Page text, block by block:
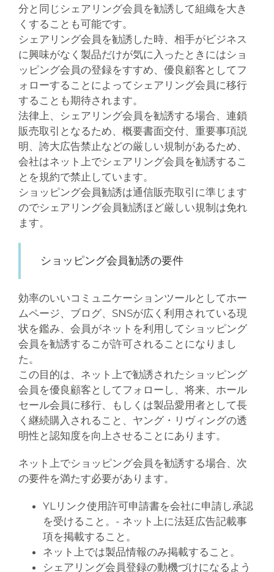
分と同じシェアリング会員を勧誘して組織を大き
くすることも可能です。
シェアリング会員を勧誘した時、相手がビジネス
に興味がなく製品だけが気に入ったときにはショ
ッピング会員の登録をすすめ、優良顧客としてフ
ォローすることによってシェアリング会員に移行
することも期待されます。
法律上、シェアリング会員を勧誘する場合、連鎖
販売取引となるため、概要書面交付、重要事項説
明、誇大広告禁止などの厳しい規制があるため、
会社はネット上でシェアリング会員を勧誘するこ
とを規約で禁止しています。
ショッピング会員勧誘は通信販売取引に準じます
のでシェアリング会員勧誘ほど厳しい規制は免れ
ます。
ショッピング会員勧誘の要件
効率のいいコミュニケーションツールとしてホー
ムページ、ブログ、SNSが広く利用されている現
状を鑑み、会員がネットを利用してショッピング
会員を勧誘するこが許可されることになりまし
た。
この目的は、ネット上で勧誘されたショッピング
会員を優良顧客としてフォローし、将来、ホール
セール会員に移行、もしくは製品愛用者として長
く継続購入されること、ヤング・リヴィングの透
明性と認知度を向上させることにあります。
ネット上でショッピング会員を勧誘する場合、次
の要件を満たす必要があります。
YLリンク使用許可申請書を会社に申請し承認
を受けること。- ネット上に法廷広告記載事
項を掲載すること。
ネット上では製品情報のみ掲載すること。
シェアリング会員登録の動機づけになるよう